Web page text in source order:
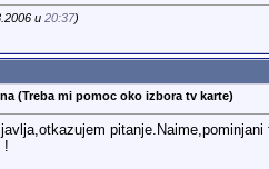
u 20:37)
(Treba mi pomoc oko izbora tv karte)
!